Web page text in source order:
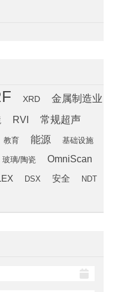
XRD 金属制造业
RVI 常规超声
教育 能源 基础设施
玻璃/陶瓷 OmniScan
DSX 安全 NDT